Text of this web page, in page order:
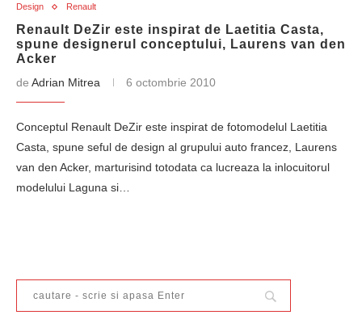
Design Renault
Renault DeZir este inspirat de Laetitia Casta,
spune designerul conceptului, Laurens van den
Acker
de Adrian Mitrea 6 octombrie 2010
Conceptul Renault DeZir este inspirat de fotomodelul Laetitia
Casta, spune seful de design al grupului auto francez, Laurens
van den Acker, marturisind totodata ca lucreaza la inlocuitorul
modelului Laguna si…